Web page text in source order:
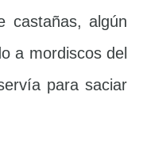
castañas, algún
a mordiscos del
para saciar